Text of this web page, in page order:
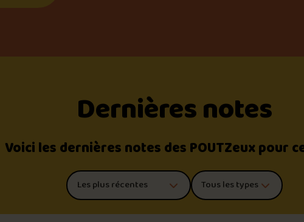
Dernières notes
Voici les dernières notes des POUTZeux pour
Trier les commentaires
Filtrer par type de poutine